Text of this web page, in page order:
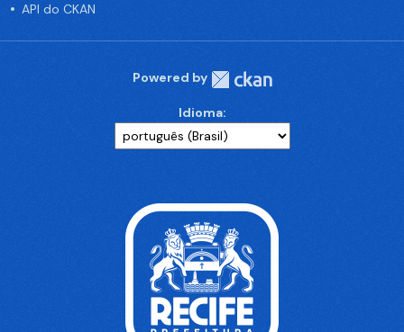
API do CKAN
Powered by
Idioma